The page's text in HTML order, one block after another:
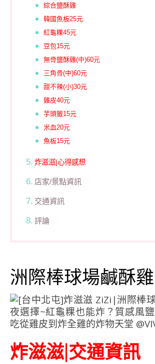
綜合鹽酥雞
韓國魚板25元
紅龜粿45元
豆包15元
無骨鹽酥雞(中)60元
三角骨(中)60元
甜不辣(小)30元
雞皮40元
芋頭籤15元
米血20元
魚板15元
炸滋滋|心得感想
店家/景點資訊
交通資訊
評論
洲際棒球場鹹酥雞
炸滋滋|交通資訊